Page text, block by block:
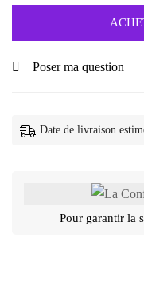
Poser ma question
Date de livraison
Pour garantir la